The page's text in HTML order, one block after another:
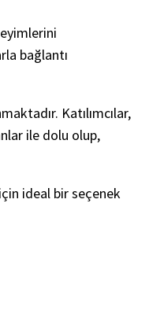
bağlantı
Katılımcılar,
ile dolu olup,
ideal bir seçenek